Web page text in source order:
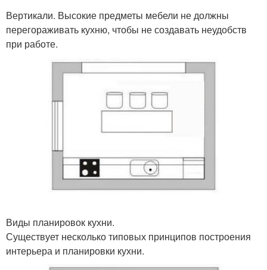
Вертикали. Высокие предметы мебели не должны
перегораживать кухню, чтобы не создавать неудобств
при работе.
Виды планировок кухни.
Существует несколько типовых принципов построения
интерьера и планировки кухни.